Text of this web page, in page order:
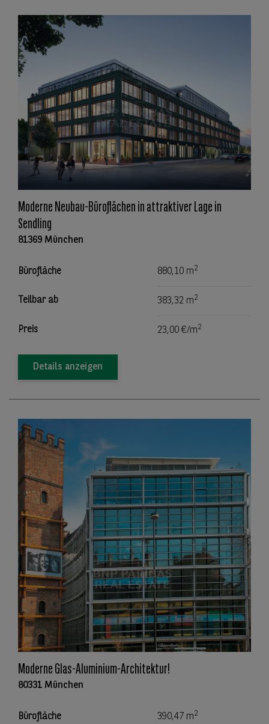
Moderne Neubau-Büroflächen in attraktiver Lage in
Sendling
81369 München
Bürofläche 880,10 m2
Teilbar ab 383,32 m2
Preis 23,00 €/m2
Details anzeigen
Moderne Glas-Aluminium-Architektur!
80331 München
Bürofläche 390,47 m2